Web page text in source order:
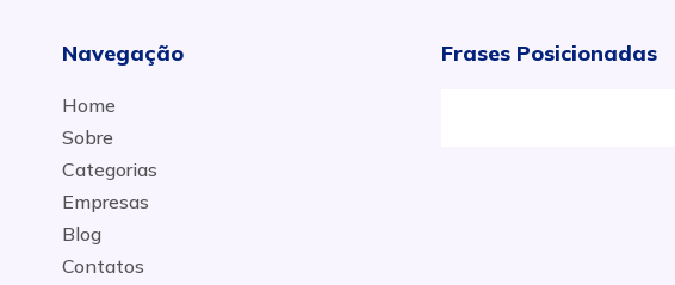
Navegação
Home
Sobre
Categorias
Empresas
Blog
Contatos
Frases Posicionadas